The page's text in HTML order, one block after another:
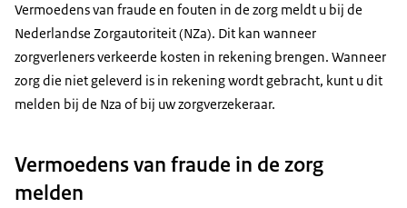
Vermoedens van fraude en fouten in de zorg meldt u bij de
Nederlandse Zorgautoriteit (NZa). Dit kan wanneer
zorgverleners verkeerde kosten in rekening brengen. Wanneer
zorg die niet geleverd is in rekening wordt gebracht, kunt u dit
melden bij de Nza of bij uw zorgverzekeraar.
Vermoedens van fraude in de zorg
melden